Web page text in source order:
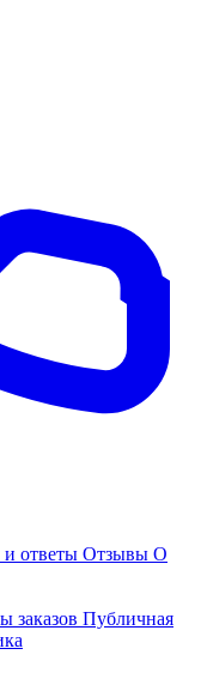
ответы Отзывы О
заказов Публичная